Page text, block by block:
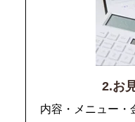
2.お
内容・メニュー・